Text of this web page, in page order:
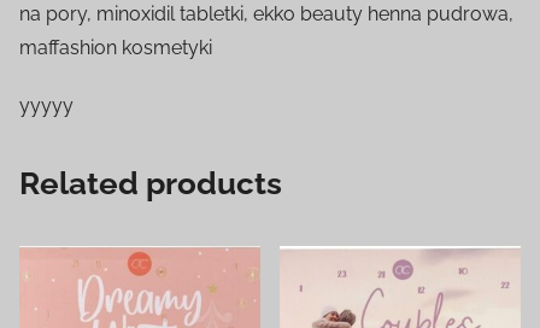
na pory, minoxidil tabletki, ekko beauty henna pudrowa,
maffashion kosmetyki
yyyyy
Related products